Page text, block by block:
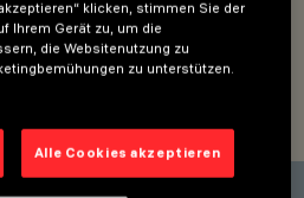
SENDEN
klicken, stimmen Sie der
Ihrem Gerät zu, um die
die Websitenutzung zu
zu unterstützen.
Alle Cookies akzeptieren